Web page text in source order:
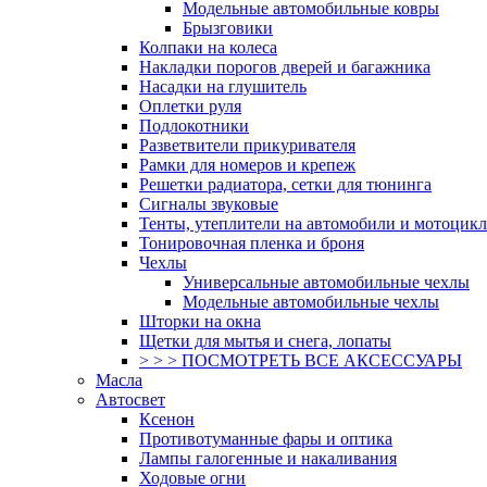
Модельные автомобильные ковры
Брызговики
Колпаки на колеса
Накладки порогов дверей и багажника
Насадки на глушитель
Оплетки руля
Подлокотники
Разветвители прикуривателя
Рамки для номеров и крепеж
Решетки радиатора, сетки для тюнинга
Сигналы звуковые
Тенты, утеплители на автомобили и
Тонировочная пленка и броня
Чехлы
Универсальные автомобильные чехлы
Модельные автомобильные чехлы
Шторки на окна
Щетки для мытья и снега, лопаты
> > > ПОСМОТРЕТЬ ВСЕ АКСЕССУАРЫ
Масла
Автосвет
Ксенон
Противотуманные фары и оптика
Лампы галогенные и накаливания
Ходовые огни